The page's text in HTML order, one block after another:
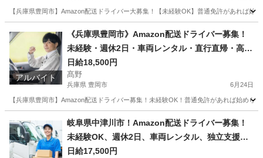
【兵庫県豊岡市】Amazon配送ドライバー大募集！【未経験OK】普通免許があれば
ドライバー Amazon
アルバイト
《兵庫県豊岡市》Amazon配送ドライバー募集！
未経験・週休2日・車両レンタル・直行直帰・高収
入
日給18,500円
髙野
兵庫県 豊岡市 6月24日
【兵庫県豊岡市】Amazon配送ドライバー募集！未経験OK！普通免許があれば始め
ドライバー Amazon
岐阜県中津川市！Amazon配送ドライバー募集！
未経験OK、週休2日、車両レンタル、独立支援
も！
日給17,500円